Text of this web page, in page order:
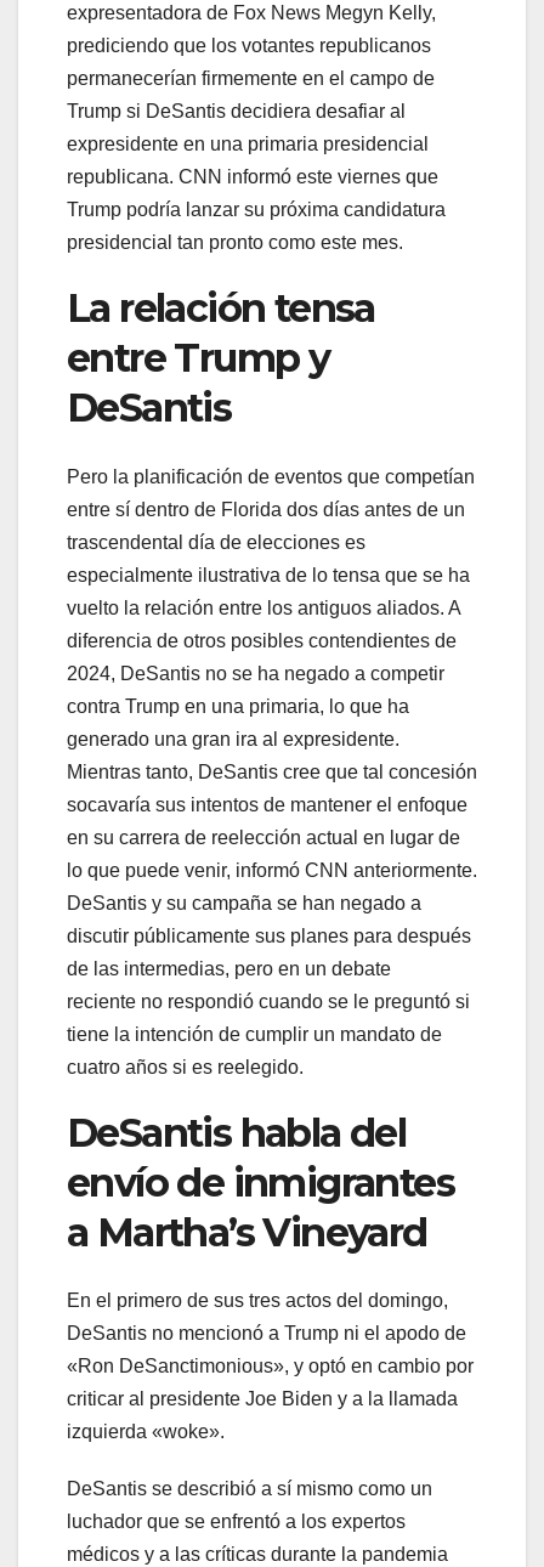
expresentadora de Fox News Megyn Kelly,
prediciendo que los votantes republicanos
permanecerían firmemente en el campo de
Trump si DeSantis decidiera desafiar al
expresidente en una primaria presidencial
republicana. CNN informó este viernes que
Trump podría lanzar su próxima candidatura
presidencial tan pronto como este mes.
La relación tensa
entre Trump y
DeSantis
Pero la planificación de eventos que competían
entre sí dentro de Florida dos días antes de un
trascendental día de elecciones es
especialmente ilustrativa de lo tensa que se ha
vuelto la relación entre los antiguos aliados. A
diferencia de otros posibles contendientes de
2024, DeSantis no se ha negado a competir
contra Trump en una primaria, lo que ha
generado una gran ira al expresidente.
Mientras tanto, DeSantis cree que tal concesión
socavaría sus intentos de mantener el enfoque
en su carrera de reelección actual en lugar de
lo que puede venir, informó CNN anteriormente.
DeSantis y su campaña se han negado a
discutir públicamente sus planes para después
de las intermedias, pero en un debate
reciente no respondió cuando se le preguntó si
tiene la intención de cumplir un mandato de
cuatro años si es reelegido.
DeSantis habla del
envío de inmigrantes
a Martha’s Vineyard
En el primero de sus tres actos del domingo,
DeSantis no mencionó a Trump ni el apodo de
«Ron DeSanctimonious», y optó en cambio por
criticar al presidente Joe Biden y a la llamada
izquierda «woke».
DeSantis se describió a sí mismo como un
luchador que se enfrentó a los expertos
médicos y a las críticas durante la pandemia